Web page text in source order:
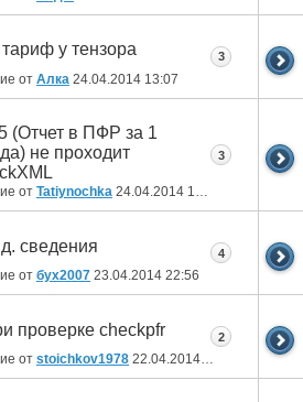
у тензора
от Алка 24.04.2014 13:07
3
(Отчет в ПФР за 1
не проходит
от Tatiynochka 24.04.2014 12:27
3
сведения
от бух2007 23.04.2014 22:56
4
проверке checkpfr
от stoichkov1978 22.04.2014 22:18
2